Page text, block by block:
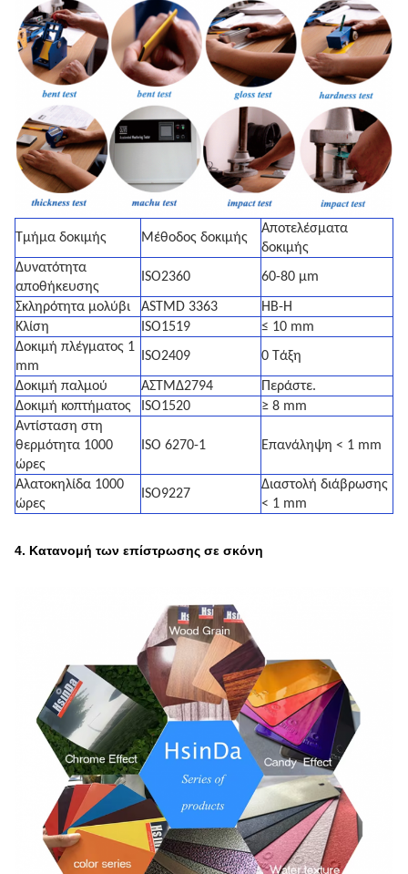
Τμήμα δοκιμής Μέθοδος δοκιμής
Αποτελέσματα
δοκιμής
Δυνατότητα
αποθήκευσης
ISO2360 60-80 μm
Σκληρότητα μολύβι ASTMD 3363
HB-H
Κλίση
ISO1519
≤ 10 mm
Δοκιμή πλέγματος 1
mm
ISO2409 0 Τάξη
Δοκιμή παλμού ΑΣTMΔ2794
Περάστε.
Δοκιμή κοπτήματος
ISO1520
≥ 8 mm
Αντίσταση στη
θερμότητα 1000
ώρες
ISO 6270-1 Επανάληψη < 1 mm
Αλατοκηλίδα 1000
ώρες
ISO9227
Διαστολή διάβρωσης
< 1 mm
4. Κατανομή των επίστρωσης σε σκόνη